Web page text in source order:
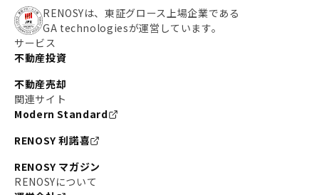
RENOSYは、東証グロース上場企業である
GA technologiesが運営しています。
サービス
不動産投資
不動産売却
関連サイト
Modern Standard
RENOSY 利諾喜
RENOSY マガジン
RENOSYについて